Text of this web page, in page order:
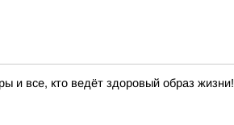
и все, кто ведёт здоровый образ жизни!